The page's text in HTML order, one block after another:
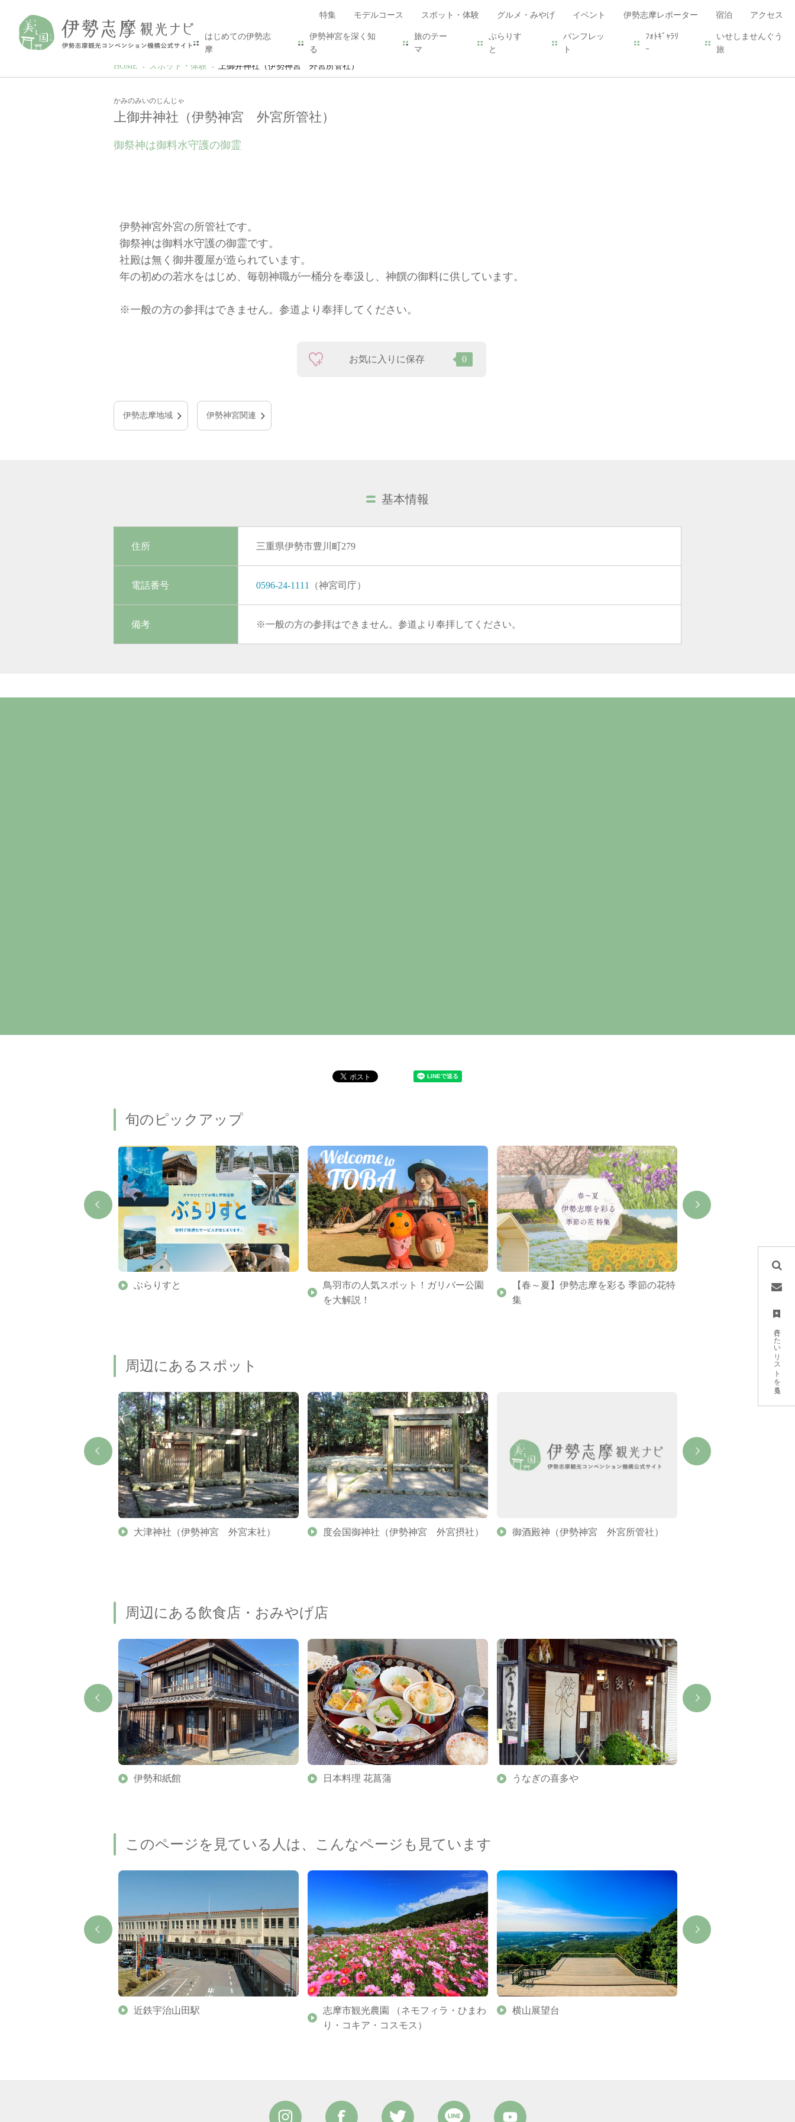
特集 モデルコース スポット・体験 グルメ・みやげ イベント 伊勢志摩レポーター 宿泊 アクセス
はじめての伊勢志
摩
伊勢神宮を深く知
る
旅のテー
マ
ぶらりす
と
パンフレッ
ト
ﾌｫﾄｷﾞｬﾗﾘ
ｰ
いせしませんぐう
旅
行きたいリストを見る
HOME スポット・体験 上御井神社（伊勢神宮 外宮所管社）
かみのみいのじんじゃ
上御井神社（伊勢神宮 外宮所管社）
御祭神は御料水守護の御霊
伊勢神宮外宮の所管社です。
御祭神は御料水守護の御霊です。
社殿は無く御井覆屋が造られています。
年の初めの若水をはじめ、毎朝神職が一桶分を奉汲し、神饌の御料に供しています。
※一般の方の参拝はできません。参道より奉拝してください。
お気に入りに保存 0
伊勢志摩地域 伊勢神宮関連
基本情報
住所 三重県伊勢市豊川町279
電話番号 0596-24-1111 （神宮司庁）
備考 ※一般の方の参拝はできません。参道より奉拝してください。
旬のピックアップ
ぶらりすと
鳥羽市の人気スポット！ガリバー公園
を大解説！
【春～夏】伊勢志摩を彩る 季節の花特
集
ミジュマルバス&ポ
周辺にあるスポット
大津神社（伊勢神宮 外宮末社） 度会国御神社（伊勢神宮 外宮摂社） 御酒殿神（伊勢神宮 外宮所管社）
周辺にある飲食店・おみやげ店
伊勢和紙館 日本料理 花菖蒲 うなぎの喜多や
このページを見ている人は、こんなページも見ています
近鉄宇治山田駅
志摩市観光農園 （ネモフィラ・ひまわ
り・コキア・コスモス）
横山展望台